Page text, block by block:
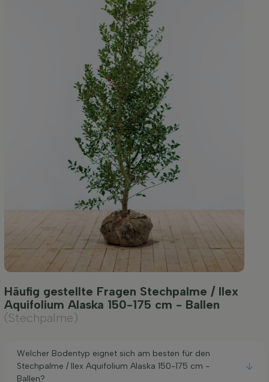
Häufig gestellte Fragen Stechpalme / Ilex
Aquifolium Alaska 150-175 cm - Ballen
(Stechpalme)
Welcher Bodentyp eignet sich am besten für den
Stechpalme / Ilex Aquifolium Alaska 150-175 cm -
Ballen?